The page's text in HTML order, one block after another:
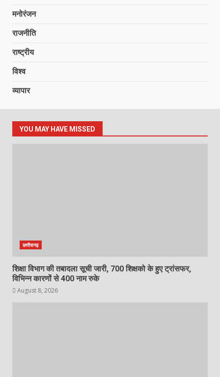
मनोरंजन
राजनीति
राष्ट्रीय
विश्व
व्यापार
YOU MAY HAVE MISSED
छत्तीसगढ़
शिक्षा विभाग की तबादला सूची जारी, 700 शिक्षको के हुए ट्रांसफर,
विभिन्न कारणों से 400 नाम रुके
August 8, 2026